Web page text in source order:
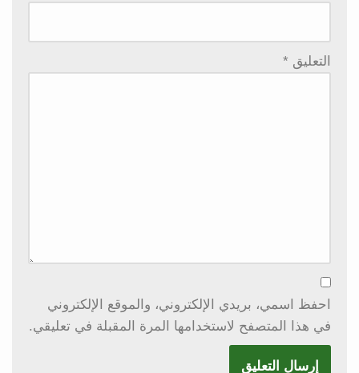
التعليق *
احفظ اسمي، بريدي الإلكتروني، والموقع الإلكتروني
في هذا المتصفح لاستخدامها المرة المقبلة في تعليقي.